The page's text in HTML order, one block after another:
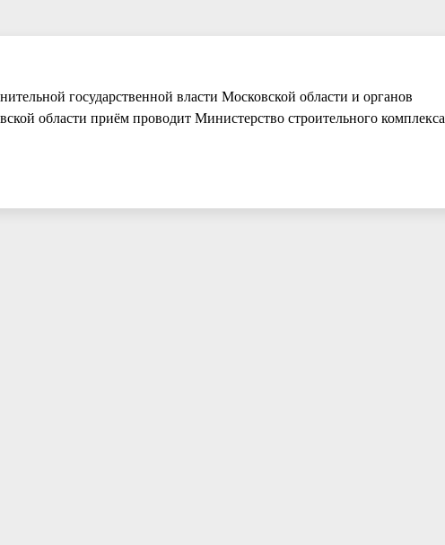
государственной власти Московской области и органов
области приём проводит Министерство строительного комплекса